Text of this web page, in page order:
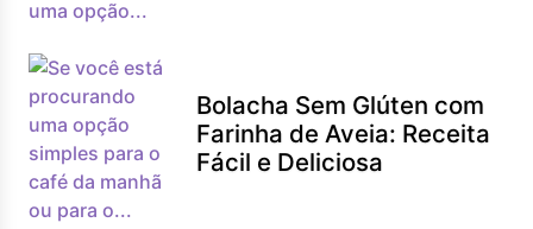
Bolacha Sem Glúten com
Farinha de Aveia: Receita
Fácil e Deliciosa